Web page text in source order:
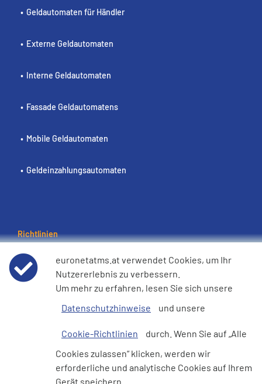
Geldautomaten für Händler
Externe Geldautomaten
Interne Geldautomaten
Fassade Geldautomatens
Mobile Geldautomaten
Geldeinzahlungsautomaten
Richtlinien
Nutzungsbedingungen
Datenschutzhinweis
e360 Erklärung zur modernen Sklaverei und zum
Menschenhandel
euronetatms.at verwendet Cookies, um Ihr
Nutzererlebnis zu verbessern.
Um mehr zu erfahren, lesen Sie sich unsere
Datenschutzhinweise
und unsere
Cookie-Richtlinien
durch. Wenn Sie auf „Alle
Cookies zulassen“ klicken, werden wir
erforderliche und analytische Cookies auf Ihrem
Gerät speichern.